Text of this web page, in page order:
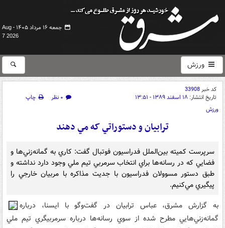
جمعه ۱۶ مرداد ۱۴۰۵ -
Aug
7 2026
ورزش
کد خبر33908
تاریخ انتشار: ۱۸ اسفند ۱۳۸۹ - ۱۳:۵۱ ۰ نظر
چاپ
ورزش
ترابيان و دستوراتي که مي دهند
سرپرست کميته بين‌الملل فدراسيون فوتبال گفت: کاري به گمانه‌زني‌ها و
فضايي که در رسانه‌ها براي انتخاب سرمربي تيم ملي وجود دارد نداشته و
طبق دستور مسوولان فدراسيون با جديت مذاکره با مربيان خارجي را
پيگيري مي‌کنيم.
به گزارش مشرق، عباس ترابيان در گفت‌وگو با ايسنا، درباره
گمانه‌زني‌هايي مطرح شده از سوي رسانه‌ها درباره سرمربيگري تيم ملي